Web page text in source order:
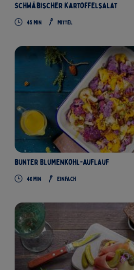
Schwäbischer Kartoffelsalat
45 Min Mittel
bunter Blumenkohl-Auflauf
40 Min Einfach